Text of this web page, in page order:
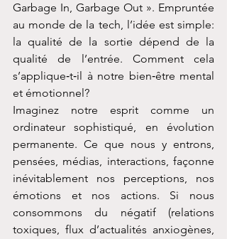
Garbage In, Garbage Out ». Empruntée
au monde de la tech, l’idée est simple:
la qualité de la sortie dépend de la
qualité de l’entrée. Comment cela
s’applique‑t‑il à notre bien‑être mental
et émotionnel?
Imaginez notre esprit comme un
ordinateur sophistiqué, en évolution
permanente. Ce que nous y entrons,
pensées, médias, interactions, façonne
inévitablement nos perceptions, nos
émotions et nos actions. Si nous
consommons du négatif (relations
toxiques, flux d’actualités anxiogènes,